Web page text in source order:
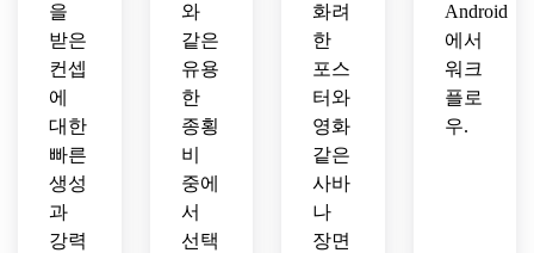
을
받은
컨셉
에
대한
빠른
생성
과
강력
와
같은
유용
한
종횡
비
중에
서
선택
화려
한
포스
터와
영화
같은
사바
나
장면
Android
에서
워크
플로
우.